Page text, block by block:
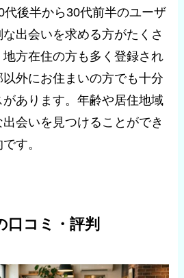
代後半から30代前半のユーザ
出会いを求める方がたくさ
方在住の方も多く登録され
外にお住まいの方でも十分
あります。年齢や居住地域
会いを見つけることができ
す。
口コミ・評判